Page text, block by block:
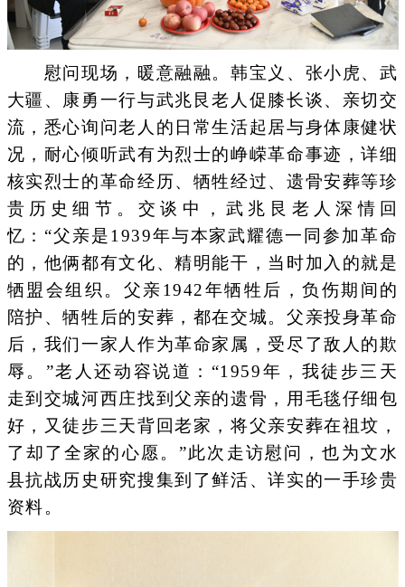
慰问现场，暖意融融。韩宝义、张小虎、武
大疆、康勇一行与武兆艮老人促膝长谈、亲切交
流，悉心询问老人的日常生活起居与身体康健状
况，耐心倾听武有为烈士的峥嵘革命事迹，详细
核实烈士的革命经历、牺牲经过、遗骨安葬等珍
贵历史细节。交谈中，武兆艮老人深情回
忆：“父亲是1939年与本家武耀德一同参加革命
的，他俩都有文化、精明能干，当时加入的就是
牺盟会组织。父亲1942年牺牲后，负伤期间的
陪护、牺牲后的安葬，都在交城。父亲投身革命
后，我们一家人作为革命家属，受尽了敌人的欺
辱。”老人还动容说道：“1959年，我徒步三天
走到交城河西庄找到父亲的遗骨，用毛毯仔细包
好，又徒步三天背回老家，将父亲安葬在祖坟，
了却了全家的心愿。”此次走访慰问，也为文水
县抗战历史研究搜集到了鲜活、详实的一手珍贵
资料。